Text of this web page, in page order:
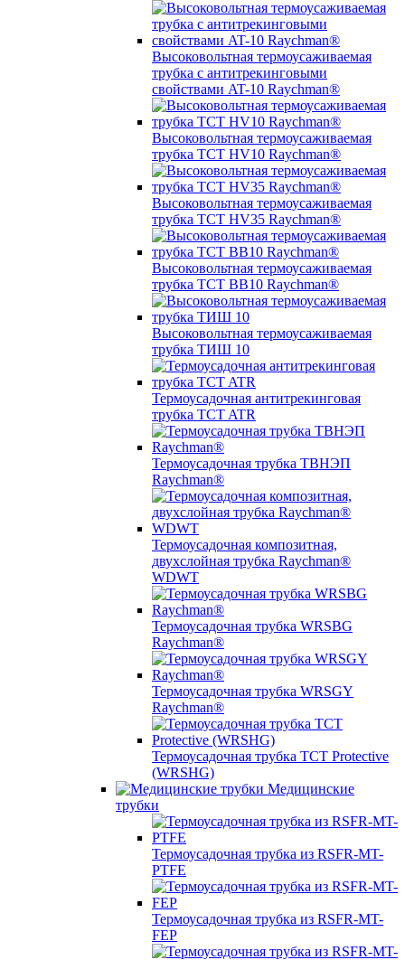
Высоковольтная термоусаживаемая
трубка с антитрекинговыми
свойствами AT-10 Raychman®
Высоковольтная термоусаживаемая
трубка TCT HV10 Raychman®
Высоковольтная термоусаживаемая
трубка TCT HV35 Raychman®
Высоковольтная термоусаживаемая
трубка TCT BB10 Raychman®
Высоковольтная термоусаживаемая
трубка ТИШ 10
Термоусадочная антитрекинговая
трубка TCT ATR
Термоусадочная трубка ТВНЭП
Raychman®
Термоусадочная композитная,
двухслойная трубка Raychman®
WDWT
Термоусадочная трубка WRSBG
Raychman®
Термоусадочная трубка WRSGY
Raychman®
Термоусадочная трубка TCT Protective
(WRSHG)
Медицинские
трубки
Термоусадочная трубка из RSFR-MT-
PTFE
Термоусадочная трубка из RSFR-MT-
FEP